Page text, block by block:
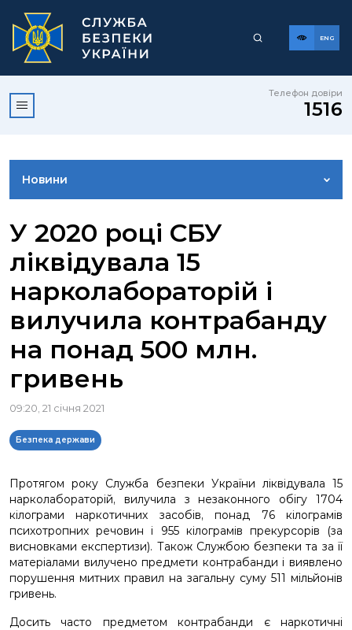
ENG
Телефон довіри
1516
Новини
ВІДЕОГАЛЕРЕЯ
КОНТАКТИ ПРЕСЦЕНТРУ
У 2020 році СБУ
ліквідувала 15
нарколабораторій і
вилучила контрабанду
на понад 500 млн.
гривень
09:20, 21 січня 2021
Безпека держави
Протягом року Служба безпеки України ліквідувала 15
нарколабораторій, вилучила з незаконного обігу 1704
кілограми наркотичних засобів, понад 76 кілограмів
психотропних речовин і 955 кілограмів прекурсорів (за
висновками експертизи). Також Службою безпеки та за її
матеріалами вилучено предмети контрабанди і виявлено
порушення митних правил на загальну суму 511 мільйонів
гривень.
Досить часто предметом контрабанди є наркотичні